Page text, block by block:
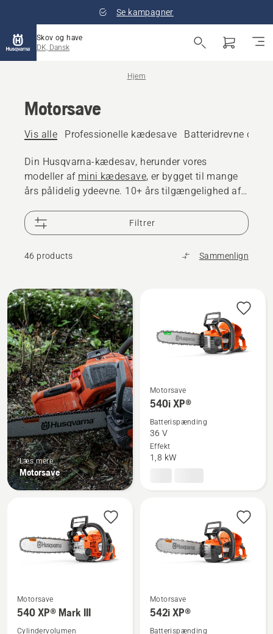
Se kampagner
Skov og have
DK, Dansk
Hjem
Motorsave
Vis alle Professionelle kædesave Batteridrevne og
Din Husqvarna-kædesav, herunder vores
modeller af mini kædesave, er bygget til mange
års pålidelig ydeevne. 10+ års tilgængelighed af
over hele verden er der, hvis du har brug for hjælp
Filtrer
46 products Sammenlign
Alle
produkter
Læs mere
Motorsave
Se
flere
detaljer
om
540i
Motorsave
540i XP®
Batterispænding
36 V
Effekt
1,8 kW
Se
flere
Motorsave
540 XP® Mark III
Cylindervolumen
Se
flere
Motorsave
542i XP®
Batterispænding